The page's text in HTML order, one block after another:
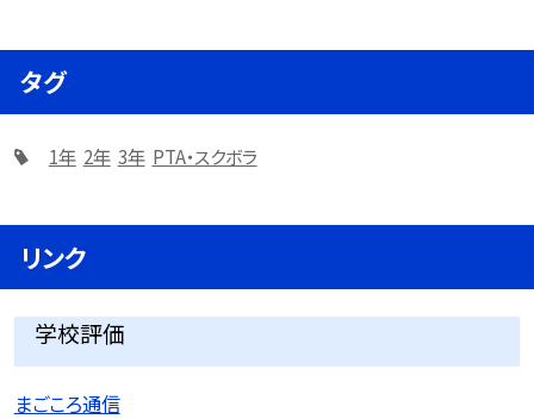
タグ
1年 2年 3年 PTA・スクボラ
リンク
学校評価
まごころ通信